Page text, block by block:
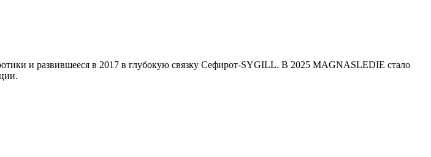
и развившееся в 2017 в глубокую связку Сефирот-SYGILL. В 2025 MAGNASLEDIE стало